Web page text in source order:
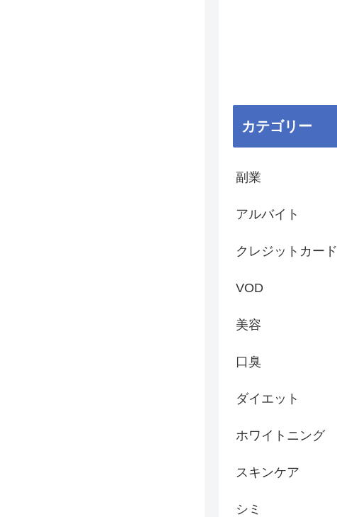
カテゴリー
副業
アルバイト
クレジットカード
VOD
美容
口臭
ダイエット
ホワイトニング
スキンケア
シミ